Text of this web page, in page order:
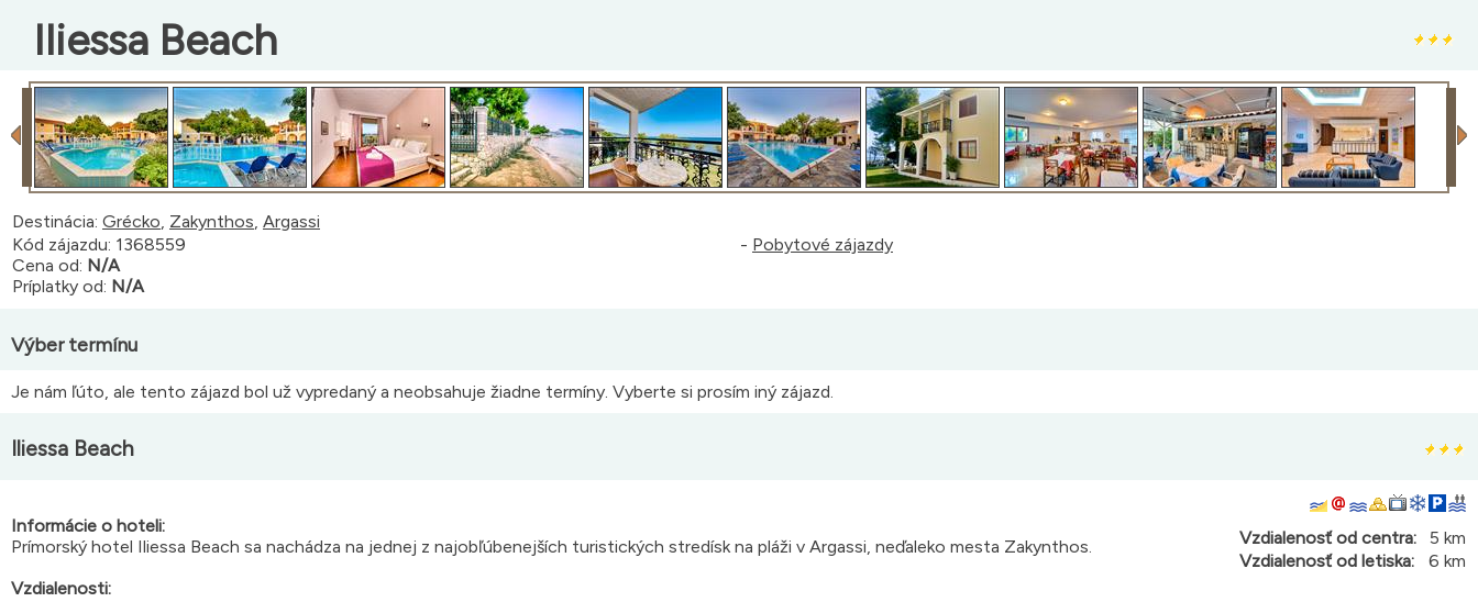
Iliessa Beach
Destinácia: Grécko, Zakynthos, Argassi
Kód zájazdu: 1368559
Cena od: N/A
Príplatky od: N/A
- Pobytové zájazdy
Výber termínu
Je nám ľúto, ale tento zájazd bol už vypredaný a neobsahuje žiadne termíny. Vyberte si prosím iný zájazd.
Iliessa Beach
Vzdialenosť od centra:
5 km
Vzdialenosť od letiska:
6 km
Informácie o hoteli:
Prímorský hotel Iliessa Beach sa nachádza na jednej z najobľúbenejších turistických stredísk na pláži v Argassi, neďaleko mesta Zakynthos.
Vzdialenosti: